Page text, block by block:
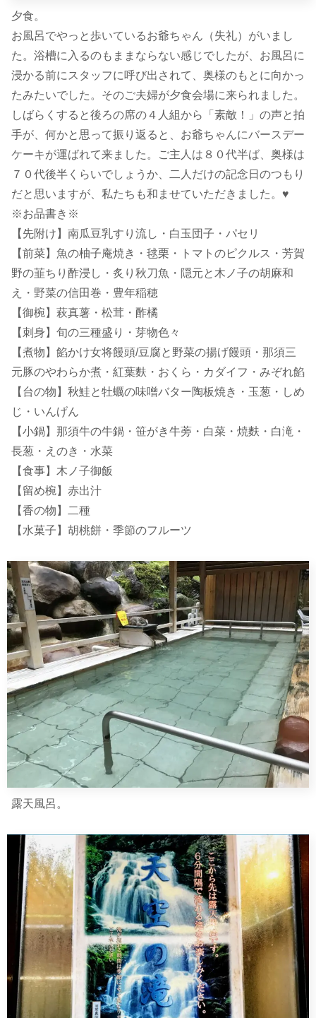
夕食。
お風呂でやっと歩いているお爺ちゃん（失礼）がいまし
た。浴槽に入るのもままならない感じでしたが、お風呂に
浸かる前にスタッフに呼び出されて、奥様のもとに向かっ
たみたいでした。そのご夫婦が夕食会場に来られました。
しばらくすると後ろの席の４人組から「素敵！」の声と拍
手が、何かと思って振り返ると、お爺ちゃんにバースデー
ケーキが運ばれて来ました。ご主人は８０代半ば、奥様は
７０代後半くらいでしょうか、二人だけの記念日のつもり
だと思いますが、私たちも和ませていただきました。♥
※お品書き※
【先附け】南瓜豆乳すり流し・白玉団子・パセリ
【前菜】魚の柚子庵焼き・毬栗・トマトのピクルス・芳賀
野の韮ちり酢浸し・炙り秋刀魚・隠元と木ノ子の胡麻和
え・野菜の信田巻・豊年稲穂
【御椀】萩真薯・松茸・酢橘
【刺身】旬の三種盛り・芽物色々
【煮物】餡かけ女将饅頭/豆腐と野菜の揚げ饅頭・那須三
元豚のやわらか煮・紅葉麩・おくら・カダイフ・みぞれ餡
【台の物】秋鮭と牡蠣の味噌バター陶板焼き・玉葱・しめ
じ・いんげん
【小鍋】那須牛の牛鍋・笹がき牛蒡・白菜・焼麩・白滝・
長葱・えのき・水菜
【食事】木ノ子御飯
【留め椀】赤出汁
【香の物】二種
【水菓子】胡桃餅・季節のフルーツ
露天風呂。